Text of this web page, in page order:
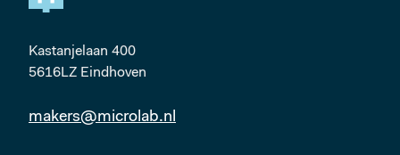
Kastanjelaan 400
5616LZ Eindhoven
makers@microlab.nl